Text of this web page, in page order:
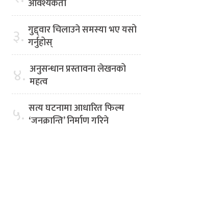
आवश्यकता
३. गुद्द्वार चिलाउने समस्या भए यसो
गर्नुहोस्
४. अनुसन्धान प्रस्तावना लेखनको
महत्व
५. सत्य घटनामा आधारित फिल्म
‘जनक्रान्ति’ निर्माण गरिने